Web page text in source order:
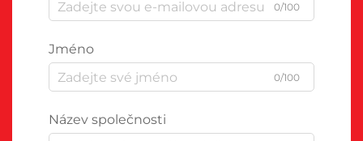
0/100
Jméno
0/100
Název společnosti